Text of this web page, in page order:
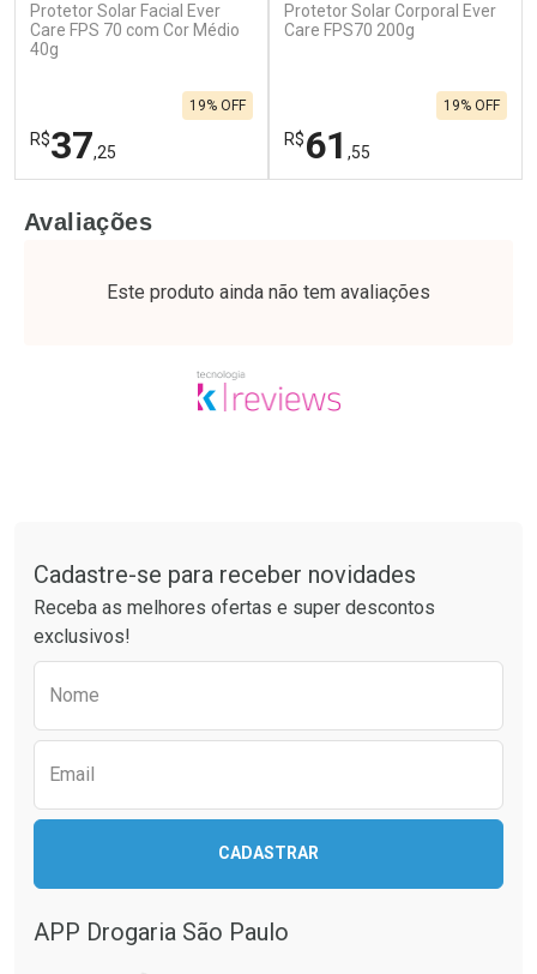
Protetor Solar Facial Ever
Care FPS 70 com Cor Médio
40g
R$37,25
19% OFF
Laboratório
Ativar Desconto
Comprar sem Desconto
Por Menos
Comprar sem Desconto
Por R$ 37,25/cada
Protetor Solar Corporal Ever
Care FPS70 200g
R$61 ,55
19% OFF
Laboratório
Ativar Desconto
Comprar sem Desconto
Por Menos
Comprar sem Desconto
Avaliações
Este produto ainda não tem avaliações
Cadastre-se para receber novidades
Receba as melhores ofertas e super descontos
exclusivos!
Nome
Email
CADASTRAR
APP Drogaria São Paulo